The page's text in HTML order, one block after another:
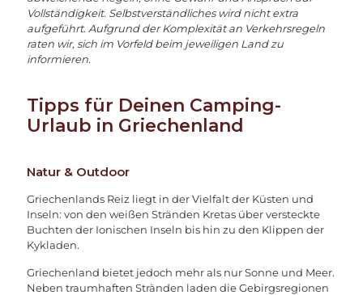
Vollständigkeit. Selbstverständliches wird nicht extra
aufgeführt. Aufgrund der Komplexität an Verkehrsregeln
raten wir, sich im Vorfeld beim jeweiligen Land zu
informieren.
Tipps für Deinen Camping-
Urlaub in Griechenland
Natur & Outdoor
Griechenlands Reiz liegt in der Vielfalt der Küsten und
Inseln: von den weißen Stränden Kretas über versteckte
Buchten der Ionischen Inseln bis hin zu den Klippen der
Kykladen.
Griechenland bietet jedoch mehr als nur Sonne und Meer.
Neben traumhaften Stränden laden die Gebirgsregionen